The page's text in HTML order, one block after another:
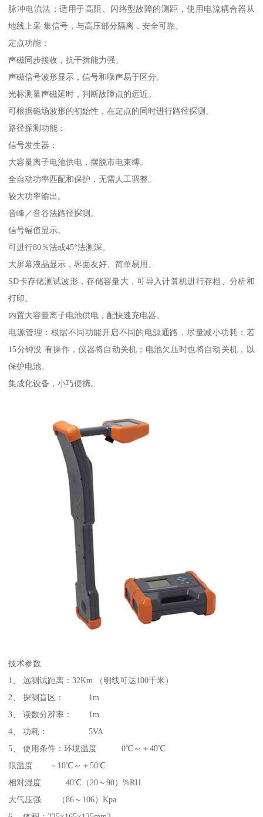
脉冲电流法：适用于高阻、闪络型故障的测距，使用电流耦合器从
地线上采 集信号，与高压部分隔离，安全可靠。
定点功能：
声磁同步接收，抗干扰能力强。
声磁信号波形显示，信号和噪声易于区分。
光标测量声磁延时，判断故障点的远近。
可根据磁场波形的初始性，在定点的同时进行路径探测。
路径探测功能：
信号发生器：
大容量离子电池供电，摆脱市电束缚。
全自动功率匹配和保护，无需人工调整。
较大功率输出。
音峰／音谷法路径探测。
信号幅值显示。
可进行80％法或45°法测深。
大屏幕液晶显示，界面友好、简单易用。
SD卡存储测试波形，存储容量大，可导入计算机进行存档、分析和
打印。
内置大容量离子电池供电，配快速充电器。
电源管理：根据不同功能开启不同的电源通路，尽量减小功耗；若
15分钟没 有操作，仪器将自动关机；电池欠压时也将自动关机，以
保护电池。
集成化设备，小巧便携。
技术参数
1、 远测试距离：32Km （明线可达100千米）
2、 探测盲区： 1m
3、 读数分辨率： 1m
4、 功耗： 5VA
5、 使用条件：环境温度 0℃～＋40℃
限温度 －10℃～＋50℃
相对湿度 40℃（20～90）%RH
大气压强 （86～106）Kpa